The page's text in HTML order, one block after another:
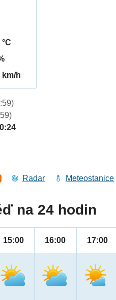
km/h
Radar Meteostanice
na 24 hodin
15:00 16:00 17:00